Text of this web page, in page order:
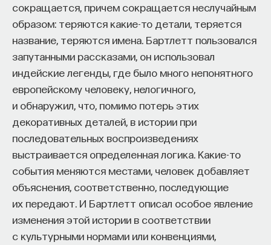
сокращается, причем сокращается неслучайным
образом: теряются какие-то детали, теряется
название, теряются имена. Бартлетт пользовался
запутанными рассказами, он использовал
индейские легенды, где было много непонятного
европейскому человеку, нелогичного,
и обнаружил, что, помимо потерь этих
декоративных деталей, в истории при
последовательных воспроизведениях
выстраивается определенная логика. Какие-то
события меняются местами, человек добавляет
объяснения, соответственно, последующие
их передают. И Бартлетт описал особое явление
изменения этой истории в соответствии
с культурными нормами или конвенциями,